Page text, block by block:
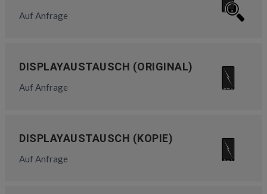
Auf Anfrage
DISPLAYAUSTAUSCH (ORIGINAL)
Auf Anfrage
DISPLAYAUSTAUSCH (KOPIE)
Auf Anfrage